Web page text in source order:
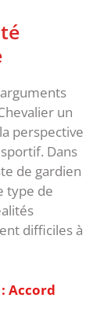
un
perspective
Dans
de gardien
type de
difficiles à
Accord